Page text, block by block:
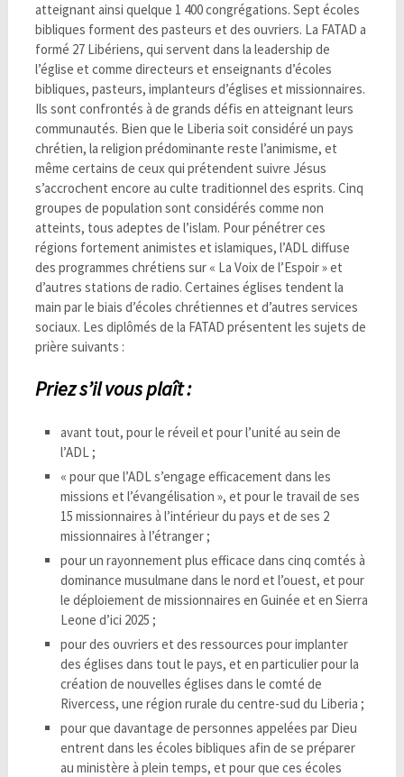
atteignant ainsi quelque 1 400 congrégations. Sept écoles
bibliques forment des pasteurs et des ouvriers. La FATAD a
formé 27 Libériens, qui servent dans la leadership de
l’église et comme directeurs et enseignants d’écoles
bibliques, pasteurs, implanteurs d’églises et missionnaires.
Ils sont confrontés à de grands défis en atteignant leurs
communautés. Bien que le Liberia soit considéré un pays
chrétien, la religion prédominante reste l’animisme, et
même certains de ceux qui prétendent suivre Jésus
s’accrochent encore au culte traditionnel des esprits. Cinq
groupes de population sont considérés comme non
atteints, tous adeptes de l’islam. Pour pénétrer ces
régions fortement animistes et islamiques, l’ADL diffuse
des programmes chrétiens sur « La Voix de l’Espoir » et
d’autres stations de radio. Certaines églises tendent la
main par le biais d’écoles chrétiennes et d’autres services
sociaux. Les diplômés de la FATAD présentent les sujets de
prière suivants :
Priez s’il vous plaît :
avant tout, pour le réveil et pour l’unité au sein de
l’ADL ;
« pour que l’ADL s’engage efficacement dans les
missions et l’évangélisation », et pour le travail de ses
15 missionnaires à l’intérieur du pays et de ses 2
missionnaires à l’étranger ;
pour un rayonnement plus efficace dans cinq comtés à
dominance musulmane dans le nord et l’ouest, et pour
le déploiement de missionnaires en Guinée et en Sierra
Leone d’ici 2025 ;
pour des ouvriers et des ressources pour implanter
des églises dans tout le pays, et en particulier pour la
création de nouvelles églises dans le comté de
Rivercess, une région rurale du centre-sud du Liberia ;
pour que davantage de personnes appelées par Dieu
entrent dans les écoles bibliques afin de se préparer
au ministère à plein temps, et pour que ces écoles